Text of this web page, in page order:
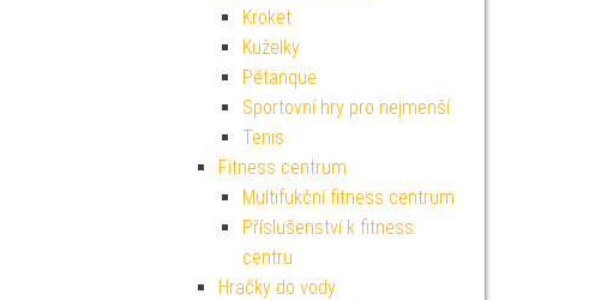
Kroket
Kuželky
Pétanque
Sportovní hry pro nejmenší
Tenis
Fitness centrum
Multifukční fitness centrum
Příslušenství k fitness
centru
Hračky do vody